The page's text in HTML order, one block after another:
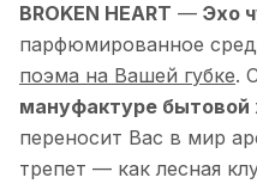
BROKEN HEART — Эхо
парфюмированное
поэма на Вашей губке.
мануфактуре бытовой
переносит Вас в мир
трепет — как лесная